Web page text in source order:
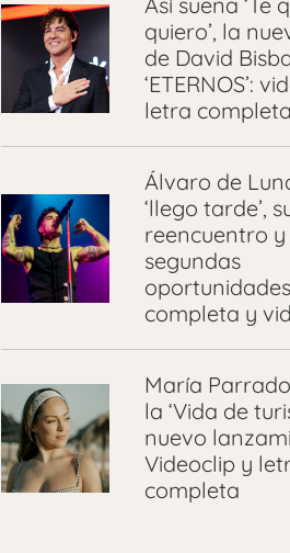
quiero’, la
de David
‘ETERNOS’:
letra completa
Álvaro de
‘llego tarde’,
reencuentro y
segundas
completa y
María
la ‘Vida de
nuevo
Videoclip y
completa